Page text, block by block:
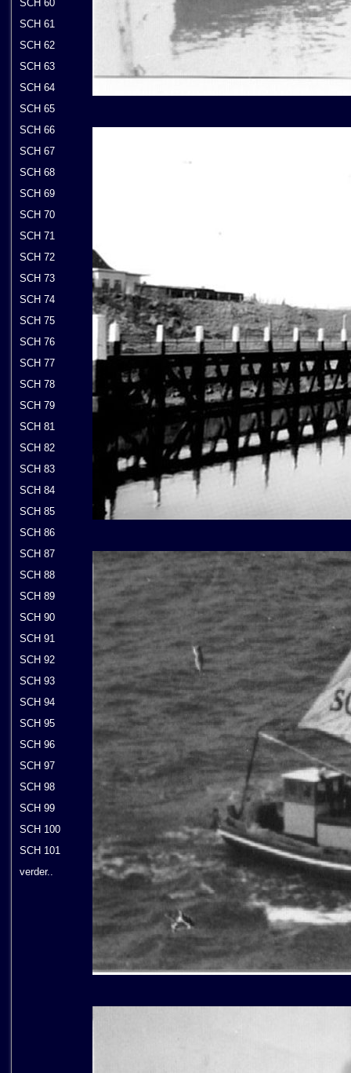
SCH 60
SCH 61
SCH 62
SCH 63
SCH 64
SCH 65
SCH 66
SCH 67
SCH 68
SCH 69
SCH 70
SCH 71
SCH 72
SCH 73
SCH 74
SCH 75
SCH 76
SCH 77
SCH 78
SCH 79
SCH 81
SCH 82
SCH 83
SCH 84
SCH 85
SCH 86
SCH 87
SCH 88
SCH 89
SCH 90
SCH 91
SCH 92
SCH 93
SCH 94
SCH 95
SCH 96
SCH 97
SCH 98
SCH 99
SCH 100
SCH 101
verder..